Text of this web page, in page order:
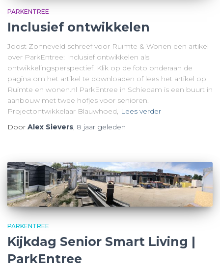
PARKENTREE
Inclusief ontwikkelen
Joost Zonneveld schreef voor Ruimte & Wonen een artikel
over ParkEntree: Inclusief ontwikkelen als
ontwikkelingsperspectief. Klik op de foto onderaan de
pagina om het artikel te downloaden of lees het artikel op
Ruimte en wonen.nl ParkEntree in Schiedam is een buurt in
aanbouw met twee hofjes voor senioren.
Projectontwikkelaar Blauwhoed, Lees verder
Door Alex Sievers, 8 jaar geleden
PARKENTREE
Kijkdag Senior Smart Living |
ParkEntree